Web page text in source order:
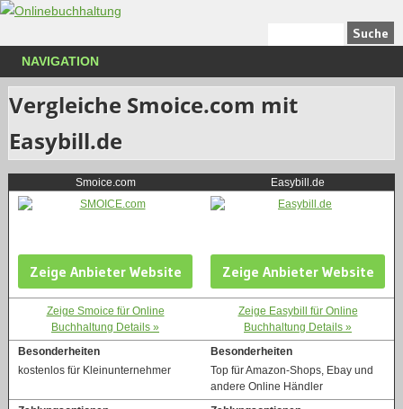
NAVIGATION
Vergleiche Smoice.com mit
Easybill.de
Smoice.com Easybill.de
Zeige Anbieter Website Zeige Anbieter Website
Zeige Smoice für Online
Buchhaltung Details »
Zeige Easybill für Online
Buchhaltung Details »
Besonderheiten
kostenlos für Kleinunternehmer
Besonderheiten
Top für Amazon-Shops, Ebay und
andere Online Händler